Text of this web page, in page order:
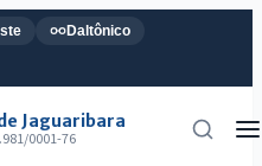
Daltônico
Jaguaribara
0001-76